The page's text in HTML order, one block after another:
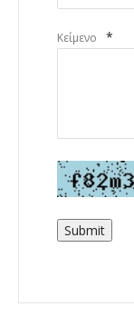
Κείμενο *
Submit